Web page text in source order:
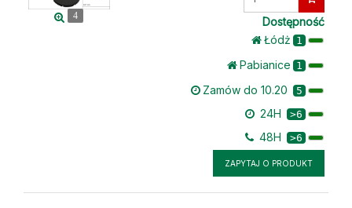
4
Dostępność
Łódż 1
Pabianice 1
Zamów do 10.20 5
24H >6
48H >6
ZAPYTAJ O PRODUKT